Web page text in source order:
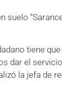
tiene
dar el
la jefa de